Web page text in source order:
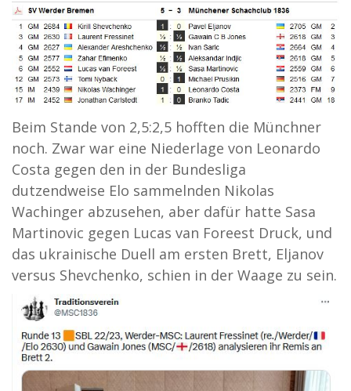
Beim Stande von 2,5:2,5 hofften die Münchner
noch. Zwar war eine Niederlage von Leonardo
Costa gegen den in der Bundesliga
dutzendweise Elo sammelnden Nikolas
Wachinger abzusehen, aber dafür hatte Sasa
Martinovic gegen Lucas van Foreest Druck, und
das ukrainische Duell am ersten Brett, Eljanov
versus Shevchenko, schien in der Waage zu sein.